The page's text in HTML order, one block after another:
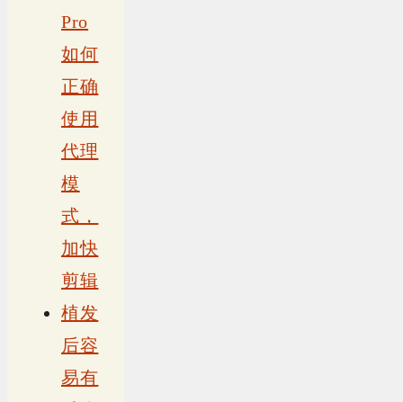
Pro
如何
正确
使用
代理
模
式，
加快
剪辑
植发
后容
易有